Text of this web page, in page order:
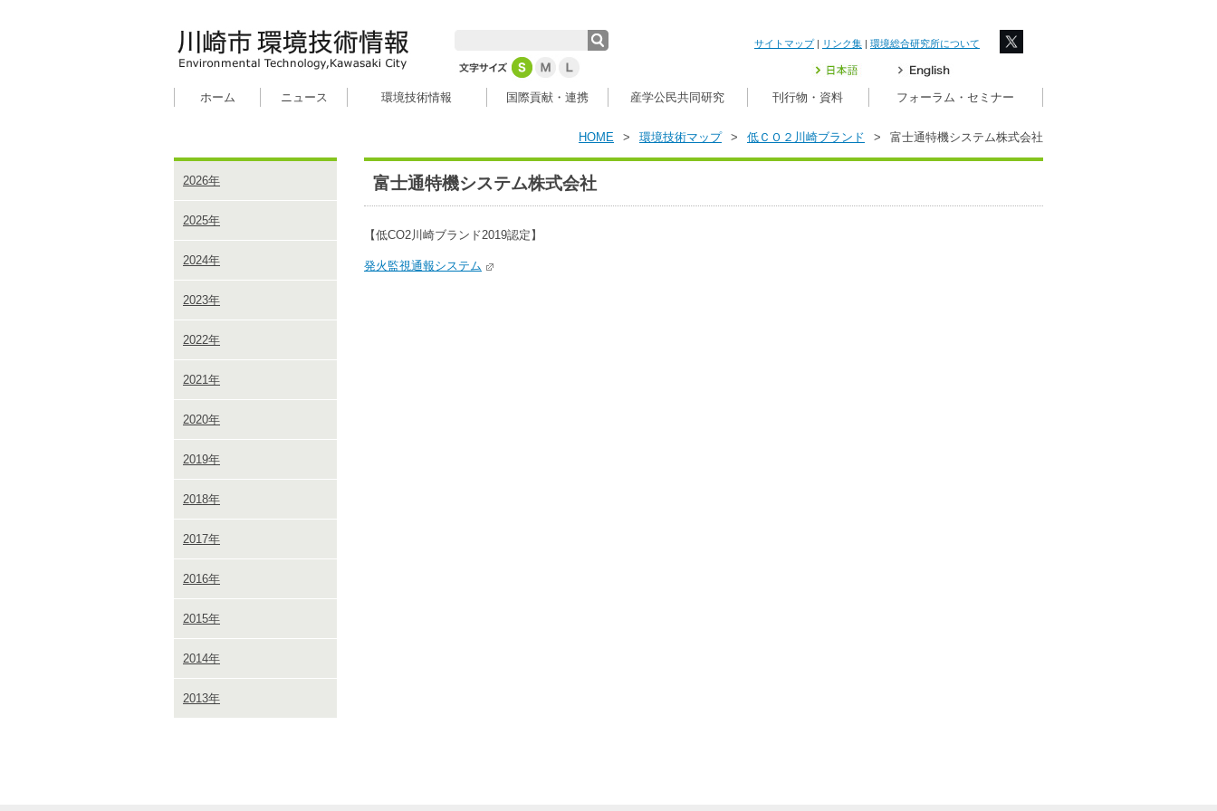
サイトマップ| リンク集 | 環境総合研究所について
ホーム ニュース 環境技術情報 国際貢献・連携 産学公民共同研究 刊行物・資料 フォーラム・セミナー
HOME > 環境技術マップ > 低ＣＯ２川崎ブランド > 富士通特機システム株式会社
2026年
2025年
2024年
2023年
2022年
2021年
2020年
2019年
2018年
2017年
2016年
2015年
2014年
2013年
富士通特機システム株式会社
【低CO2川崎ブランド2019認定】
発火監視通報システム